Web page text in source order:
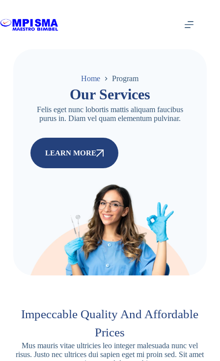
Home Program
Our Services
Felis eget nunc lobortis mattis aliquam faucibus
purus in. Diam vel quam elementum pulvinar.
LEARN MORE
Impeccable Quality And Affordable
Prices
Mus mauris vitae ultricies leo integer malesuada nunc vel
risus. Justo nec ultrices dui sapien eget mi proin sed. Sit amet